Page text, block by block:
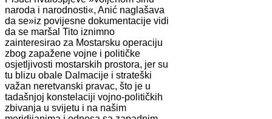
naroda i narodnosti«, Anić naglašava
da se»iz povijesne dokumentacije vidi
da se maršal Tito iznimno
zainteresirao za Mostarsku operaciju
zbog zapažene vojne i političke
osjetljivosti mostarskih prostora, jer su
tu blizu obale Dalmacije i strateški
važan neretvanski pravac, što je u
tadašnjoj konstelaciji vojno-političkih
zbivanja u svijetu i na našim